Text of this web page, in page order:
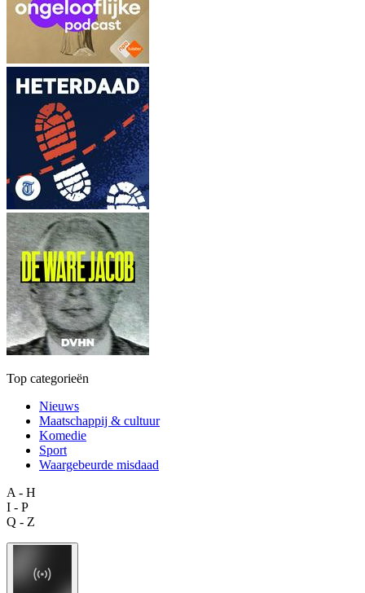
Top categorieën
Nieuws
Maatschappij & cultuur
Komedie
Sport
Waargebeurde misdaad
A - H
I - P
Q - Z